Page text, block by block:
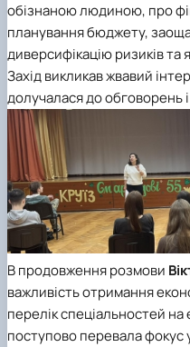
обізнаною людиною, про
планування бюджету,
диверсифікацію ризиків та
Захід викликав жвавий
долучалася до обговорень
В продовження розмови
важливість отримання
перелік спеціальностей
поступово перевала фокус